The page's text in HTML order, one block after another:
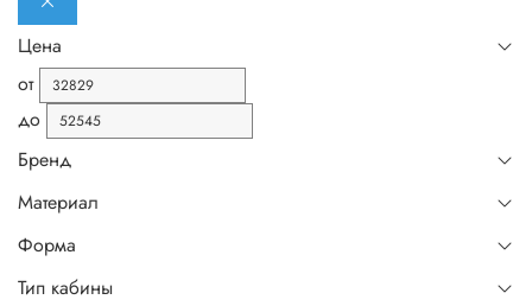
Цена
от
до
Бренд
Материал
Форма
Тип кабины